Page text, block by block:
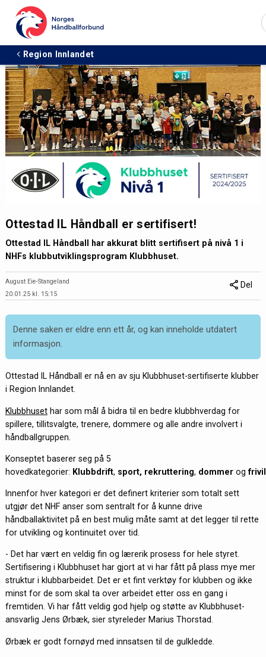
Region Innlandet
Ottestad IL Håndball er sertifisert!
Ottestad IL Håndball har akkurat blitt sertifisert på nivå 1 i
NHFs klubbutviklingsprogram Klubbhuset.
August Eie-Stangeland
20.01.25 kl. 15:15
Del
Denne saken er eldre enn ett år, og kan inneholde utdatert
informasjon.
Ottestad IL Håndball er nå en av sju Klubbhuset-sertifiserte klubber
i Region Innlandet.
Klubbhusethar som mål å bidra til en bedre klubbhverdag for
spillere, tillitsvalgte, trenere, dommere og alle andre involvert i
håndballgruppen.
Konseptet baserer seg på 5
hovedkategorier: Klubbdrift, sport, rekruttering, dommerog
Innenfor hver kategori er det definert kriterier som totalt sett
utgjør det NHF anser som sentralt for å kunne drive
håndballaktivitet på en best mulig måte samt at det legger til rette
for utvikling og kontinuitet over tid.
- Det har vært en veldig fin og lærerik prosess for hele styret.
Sertifisering i Klubbhuset har gjort at vi har fått på plass mye mer
struktur i klubbarbeidet. Det er et fint verktøy for klubben og ikke
minst for de som skal ta over arbeidet etter oss en gang i
fremtiden. Vi har fått veldig god hjelp og støtte av Klubbhuset-
ansvarlig Jens Ørbæk, sier styreleder Marius Thorstad.
Ørbæk er godt fornøyd med innsatsen til de gulkledde.